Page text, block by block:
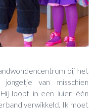
bij het
van misschien
loopt in een luier, één
verwikkeld. Ik moet